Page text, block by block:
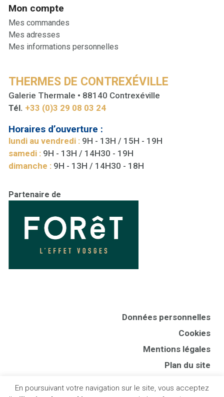
Mon compte
Mes commandes
Mes adresses
Mes informations personnelles
THERMES DE CONTREXÉVILLE
Galerie Thermale • 88140 Contrexéville
Tél. +33 (0)3 29 08 03 24
Horaires d’ouverture :
lundi au vendredi : 9H - 13H / 15H - 19H
samedi : 9H - 13H / 14H30 - 19H
dimanche : 9H - 13H / 14H30 - 18H
Partenaire de
Données personnelles
Cookies
Mentions légales
Plan du site
En poursuivant votre navigation sur le site, vous acceptez